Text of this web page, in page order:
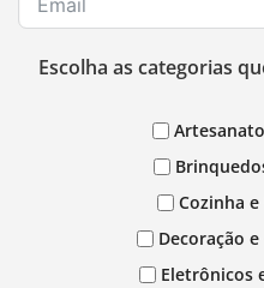
Escolha as categorias
Cozinha
Decoração
Eletrônicos